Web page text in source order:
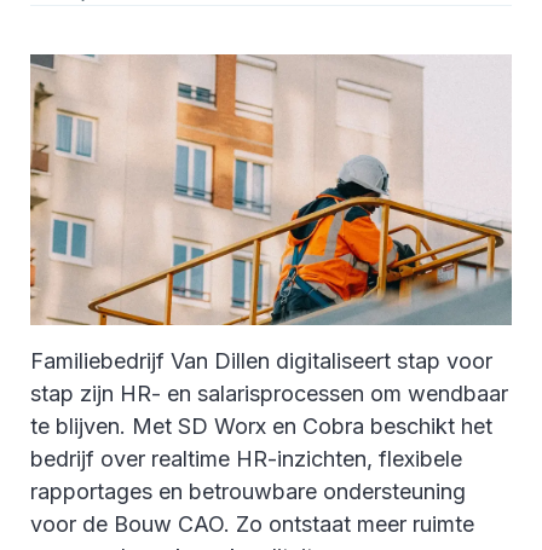
Familiebedrijf Van Dillen digitaliseert stap voor
stap zijn HR- en salarisprocessen om wendbaar
te blijven. Met SD Worx en Cobra beschikt het
bedrijf over realtime HR-inzichten, flexibele
rapportages en betrouwbare ondersteuning
voor de Bouw CAO. Zo ontstaat meer ruimte